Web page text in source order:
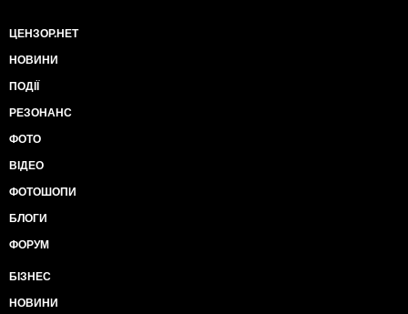
ЦЕНЗОР.НЕТ
НОВИНИ
ПОДІЇ
РЕЗОНАНС
ФОТО
ВІДЕО
ФОТОШОПИ
БЛОГИ
ФОРУМ
БІЗНЕС
НОВИНИ